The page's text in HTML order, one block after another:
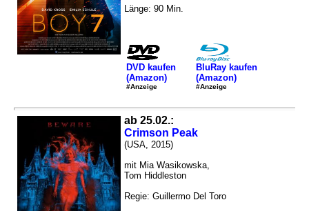
Länge: 90 Min.
DVD kaufen
(Amazon)
#Anzeige
BluRay kaufen
(Amazon)
#Anzeige
ab 25.02.:
Crimson Peak
(USA, 2015)
mit Mia Wasikowska,
Tom Hiddleston
Regie: Guillermo Del Toro